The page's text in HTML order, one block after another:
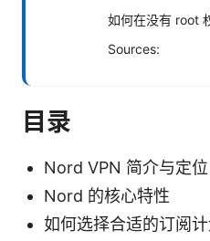
如何在没有 root
Sources:
目录
Nord VPN 简介与定位
Nord 的核心特性
如何选择合适的订阅计